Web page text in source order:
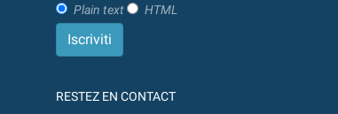
Plain text HTML
RESTEZ EN CONTACT